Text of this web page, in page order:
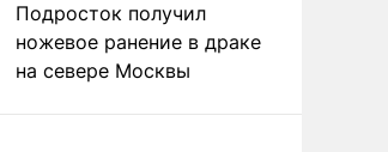
Подросток получил
ножевое ранение в драке
на севере Москвы